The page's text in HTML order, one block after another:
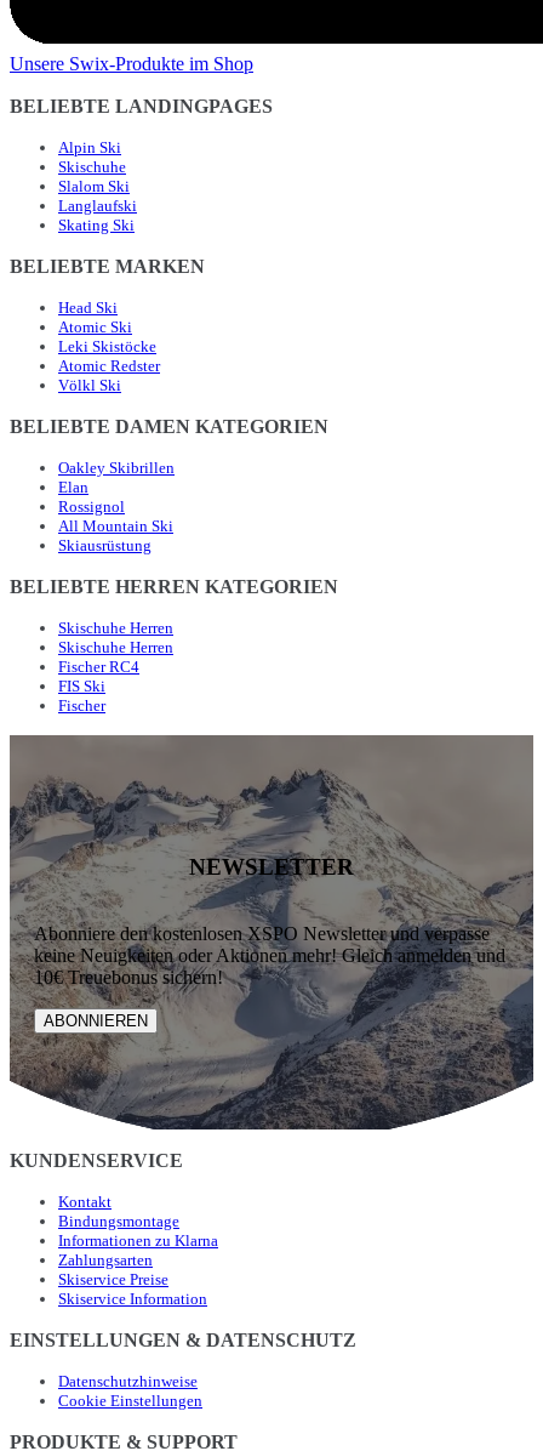
Unsere Swix-Produkte im Shop
BELIEBTE LANDINGPAGES
Alpin Ski
Skischuhe
Slalom Ski
Langlaufski
Skating Ski
BELIEBTE MARKEN
Head Ski
Atomic Ski
Leki Skistöcke
Atomic Redster
Völkl Ski
BELIEBTE DAMEN KATEGORIEN
Oakley Skibrillen
Elan
Rossignol
All Mountain Ski
Skiausrüstung
BELIEBTE HERREN KATEGORIEN
Skischuhe Herren
Skischuhe Herren
Fischer RC4
FIS Ski
Fischer
NEWSLETTER
Abonniere den kostenlosen XSPO Newsletter und verpasse
keine Neuigkeiten oder Aktionen mehr! Gleich anmelden und
10€ Treuebonus sichern!
ABONNIEREN
KUNDENSERVICE
Kontakt
Bindungsmontage
Informationen zu Klarna
Zahlungsarten
Skiservice Preise
Skiservice Information
EINSTELLUNGEN & DATENSCHUTZ
Datenschutzhinweise
Cookie Einstellungen
PRODUKTE & SUPPORT